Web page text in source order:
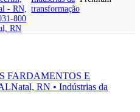
- RN,
800
RN
transformação
FARDAMENTOS E
Natal, RN • Indústrias da